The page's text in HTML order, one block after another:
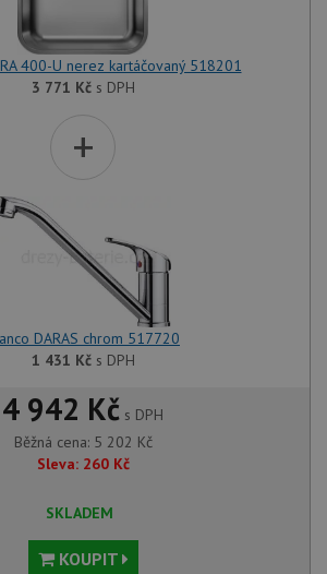
400-U nerez kartáčovaný 518201
3 771 Kčs DPH
+
DARAS chrom 517720
1 431 Kčs DPH
4 942 Kč s DPH
Běžná cena: 5 202 Kč
Sleva: 260 Kč
SKLADEM
KOUPIT